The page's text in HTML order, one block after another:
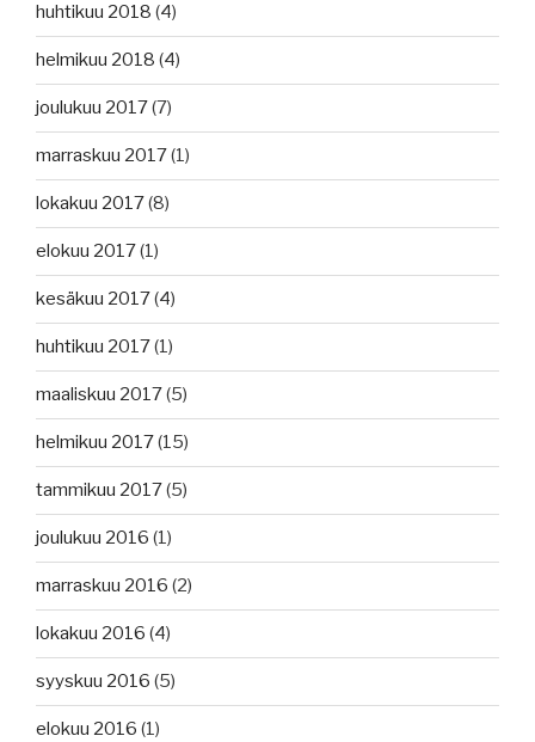
huhtikuu 2018 (4)
helmikuu 2018 (4)
joulukuu 2017(7)
marraskuu 2017(1)
lokakuu 2017(8)
elokuu 2017(1)
kesäkuu 2017(4)
huhtikuu 2017(1)
maaliskuu 2017(5)
helmikuu 2017(15)
tammikuu 2017(5)
joulukuu 2016 (1)
marraskuu 2016 (2)
lokakuu 2016 (4)
syyskuu 2016 (5)
elokuu 2016 (1)